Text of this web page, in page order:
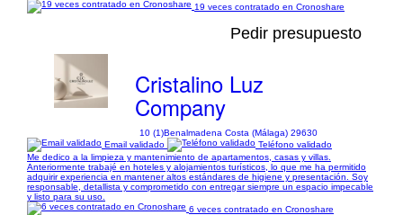
19 veces contratado en Cronoshare
Pedir presupuesto
Cristalino Luz
Company
10 (1)Benalmadena Costa (Málaga) 29630
Email validado
Teléfono validado
Me dedico a la limpieza y mantenimiento de apartamentos, casas y villas.
Anteriormente trabajé en hoteles y alojamientos turísticos, lo que me ha permitido
adquirir experiencia en mantener altos estándares de higiene y presentación. Soy
responsable, detallista y comprometido con entregar siempre un espacio impecable
y listo para su uso.
6 veces contratado en Cronoshare